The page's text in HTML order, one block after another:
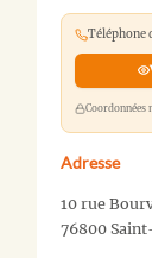
Téléphone
Coordonnées
Adresse
10 rue
76800